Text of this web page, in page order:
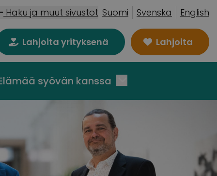
Haku ja muut sivustot Suomi Svenska English
Lahjoita yrityksenä Lahjoita
syövän kanssa